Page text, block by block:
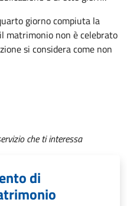
giorno compiuta la
matrimonio non è celebrato
si considera come non
che ti interessa
di